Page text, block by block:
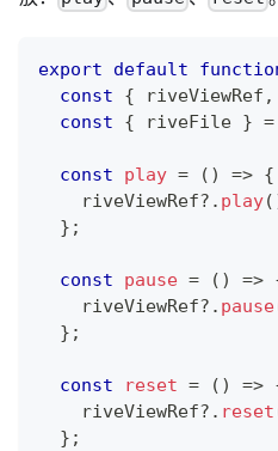
export default
const
{ riveViewRef ,
const
{ riveFile } =
const play = ( ) => {
    riveViewRef
?. play(
} ;
const pause = ( ) =>
    riveViewRef
?. pause
} ;
const reset = ( ) =>
    riveViewRef
?. reset
} ;